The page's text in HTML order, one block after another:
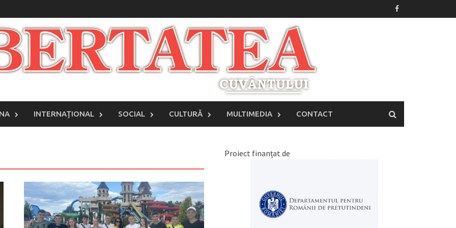
INTERNAŢIONAL SOCIAL CULTURĂ MULTIMEDIA CONTACT
Proiect finanțat de